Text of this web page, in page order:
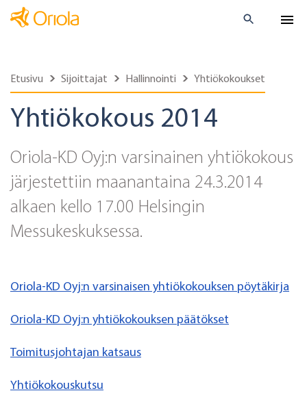
Etusivu Sijoittajat Hallinnointi Yhtiökokoukset
Yhtiökokous 2014
Oriola-KD Oyj:n varsinainen yhtiökokous
järjestettiin maanantaina 24.3.2014
alkaen kello 17.00 Helsingin
Messukeskuksessa.
Oriola-KD Oyj:n varsinaisen yhtiökokouksen pöytäkirja
Oriola-KD Oyj:n yhtiökokouksen päätökset
Toimitusjohtajan katsaus
Yhtiökokouskutsu